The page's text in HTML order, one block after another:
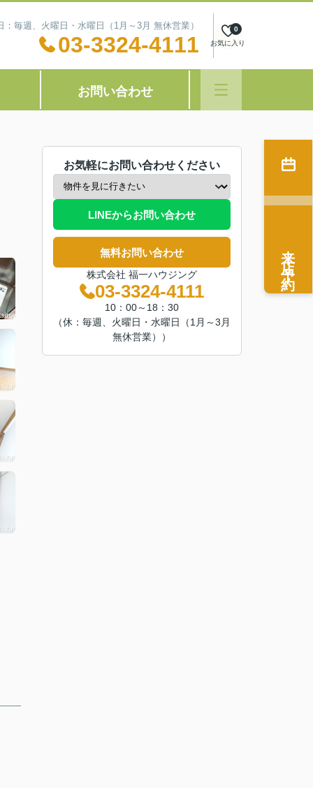
毎週、火曜日・水曜日（1月～3月 無休営業）
03-3324-4111 お気に入り
0
お問い合わせ
お気軽にお問い合わせください
LINEからお問い合わせ
無料お問い合わせ
株式会社 福一ハウジング
03-3324-4111
10：00～18：30
（休：毎週、火曜日・水曜日（1月～3月
無休営業））
来店予約